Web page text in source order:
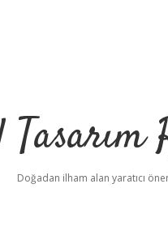
Doğadan ilham alan yaratıcı